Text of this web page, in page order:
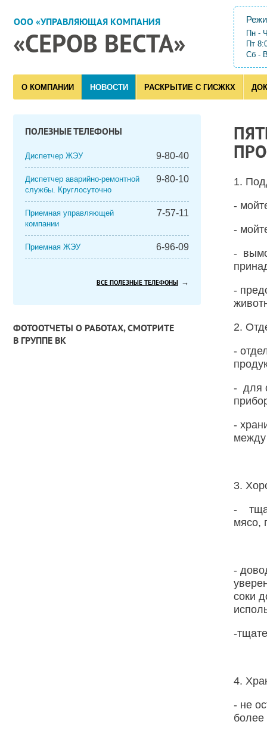
ООО «УПРАВЛЯЮЩАЯ КОМПАНИЯ
«СЕРОВ ВЕСТА»
Пн -
Пт
Сб -
О КОМПАНИИ НОВОСТИ РАСКРЫТИЕ С ГИСЖКХ
1.
-
-
-
-
2.
-
- для
-
3.
-
мясо,
-
соки
-
4.
- не
более
ПОЛЕЗНЫЕ ТЕЛЕФОНЫ
Диспетчер ЖЭУ 9-80-40
Диспетчер аварийно-ремонтной
службы. Круглосуточно
9-80-10
Приемная управляющей
компании
7-57-11
Приемная ЖЭУ 6-96-09
ВСЕ ПОЛЕЗНЫЕ ТЕЛЕФОНЫ →
ФОТООТЧЕТЫ О РАБОТАХ, СМОТРИТЕ
В ГРУППЕ ВК